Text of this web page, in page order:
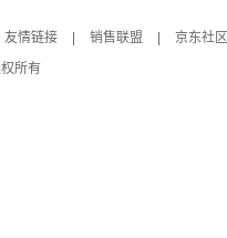
友情链接 销售联盟 京东社区
所有